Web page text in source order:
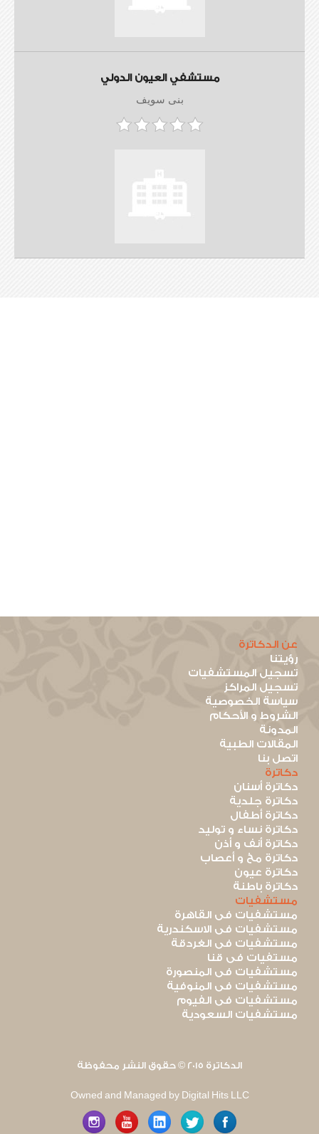
مستشفي العيون الدولي
بنى سويف
عن الدكاترة
رؤيتنا
تسجيل المستشفيات
تسجيل المراكز
سياسة الخصوصية
الشروط و الأحكام
المدونة
المقالات الطبية
اتصل بنا
دكاترة
دكاترة أسنان
دكاترة جلدية
دكاترة أطفال
دكاترة نساء و توليد
دكاترة أنف و أذن
دكاترة مخ و أعصاب
دكاترة عيون
دكاترة باطنة
مستشفيات
مستشفيات فى القاهرة
مستشفيات فى الاسكندرية
مستشفيات فى الغردقة
مستفيات فى قنا
مستشفيات فى المنصورة
مستشفيات فى المنوفية
مستشفيات فى الفيوم
مستشفيات السعودية
الدكاترة 2015 © حقوق النشر محفوظة
Owned and Managed by Digital Hits LLC